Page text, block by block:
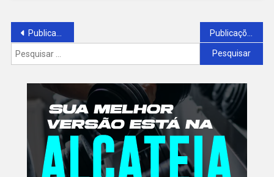
Navegação
por
posts
Publicações mais antigas
Pesquisar
por: